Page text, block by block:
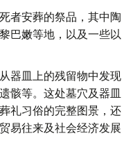
者安葬的祭品，其中陶
巴嫩等地，以及一些以
器皿上的残留物中发现
骸等。这处墓穴及器皿
礼习俗的完整图景，还
易往来及社会经济发展